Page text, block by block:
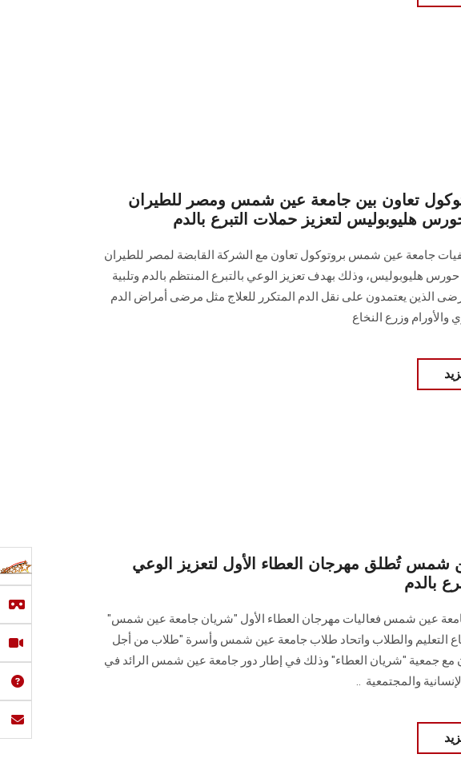
تعاون بين جامعة عين شمس ومصر للطيران
هليوبوليس لتعزيز حملات التبرع بالدم
وقعت مستشفيات جامعة عين شمس‎ ‎بروتوكول تعاون مع الشركة القابضة لمصر للطيران
هليوبوليس، وذلك بهدف تعزيز الوعي بالتبرع المنتظم بالدم وتلبية
الذين يعتمدون على نقل الدم المتكرر للعلاج مثل مرضى أمراض الدم
والأورام وزرع النخاع
شمس تُطلق مهرجان العطاء الأول لتعزيز الوعي
بالدم
عين شمس فعاليات مهرجان العطاء الأول ‏‏"شريان جامعة عين شمس"
التعليم والطلاب واتحاد طلاب جامعة عين شمس ‏وأسرة "طلاب من أجل
مع جمعية "شريان العطاء" وذلك في إطار دور جامعة ‏عين شمس الرائد في
والمجتمعية ‏ ..